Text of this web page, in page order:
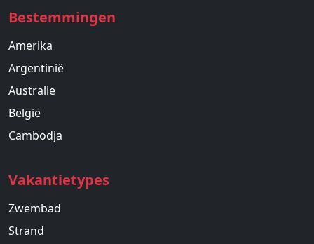
Bestemmingen
Amerika
Argentinië
Australie
België
Cambodja
Vakantietypes
Zwembad
Strand